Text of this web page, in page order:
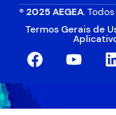
® 2025 AEGEA.
Termos Gerais de